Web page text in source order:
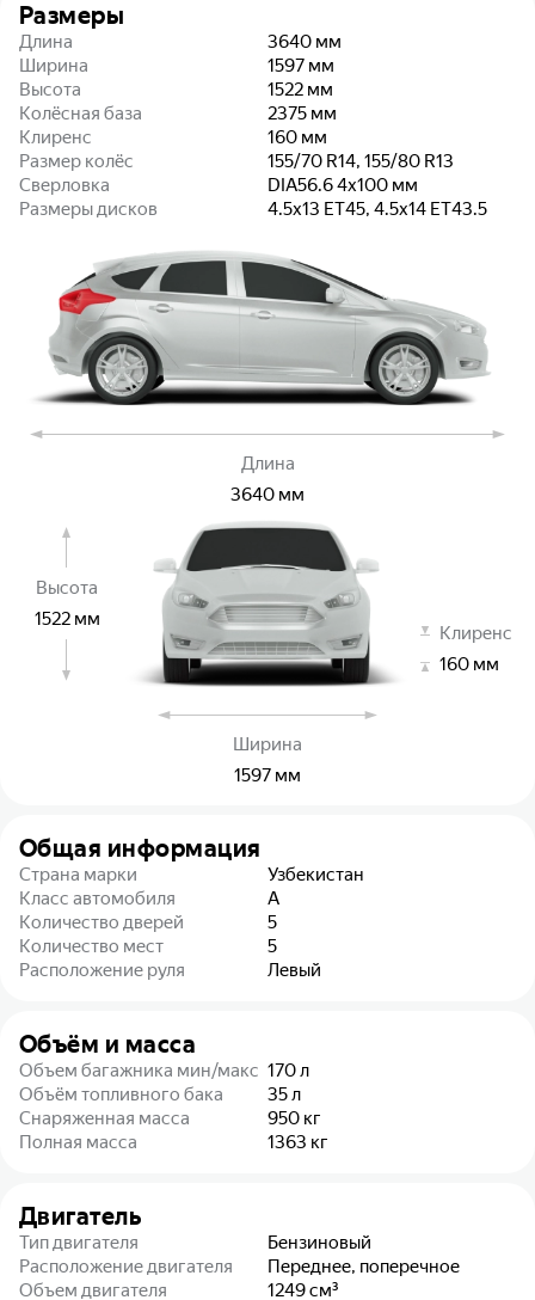
Размеры
Длина 3640 мм
Ширина
1597 мм
Высота
1522 мм
Колёсная база
2375 мм
Клиренс
160 мм
Размер колёс
155/70 R14, 155/80 R13
Сверловка
DIA56.6 4x100 мм
Размеры дисков
4.5x13 ET45, 4.5x14 ET43.5
Высота
1522 мм
Клиренс
160 мм
Длина
3640 мм
Ширина
1597 мм
Общая информация
Страна марки
Узбекистан
Класс автомобиля
A
Количество дверей
5
Количество мест
5
Расположение руля
Левый
Объём и масса
Объем багажника мин/макс 170л
Объём топливного бака
35л
Снаряженная масса
950 кг
Полная масса
1363 кг
Двигатель
Тип двигателя
Бензиновый
Расположение двигателя
Переднее, поперечное
Объем двигателя
1249см³